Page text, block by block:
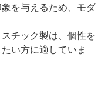
を与えるため、モダ
チック製は、個性を
い方に適していま